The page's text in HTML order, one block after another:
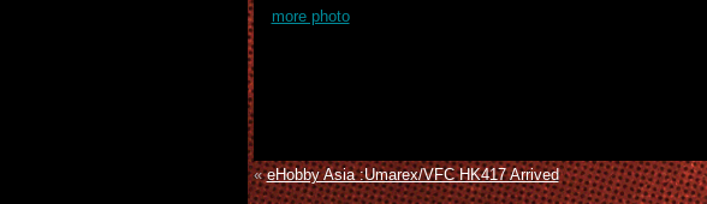
more photo
«eHobby Asia :Umarex/VFC HK417 Arrived